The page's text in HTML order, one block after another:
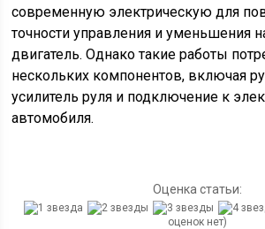
современную электрическую для
точности управления и уменьшения
двигатель. Однако такие работы
нескольких компонентов, включая
усилитель руля и подключение к
автомобиля.
Оценка статьи:
оценок нет)